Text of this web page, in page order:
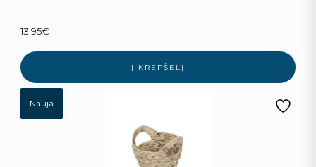
13.95€
Į KREPŠELĮ
Nauja